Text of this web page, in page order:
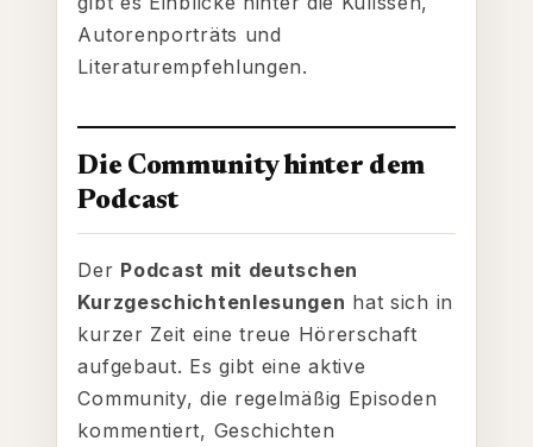
Autorenporträts und
Literaturempfehlungen.
Die Community hinter dem
Podcast
Der Podcast mit deutschen
Kurzgeschichtenlesungen hat sich in
kurzer Zeit eine treue Hörerschaft
aufgebaut. Es gibt eine aktive
Community, die regelmäßig Episoden
kommentiert, Geschichten